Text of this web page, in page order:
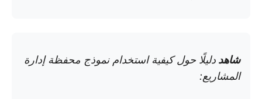
شاهد دليلًا حول كيفية استخدام نموذج محفظة إدارة
المشاريع: